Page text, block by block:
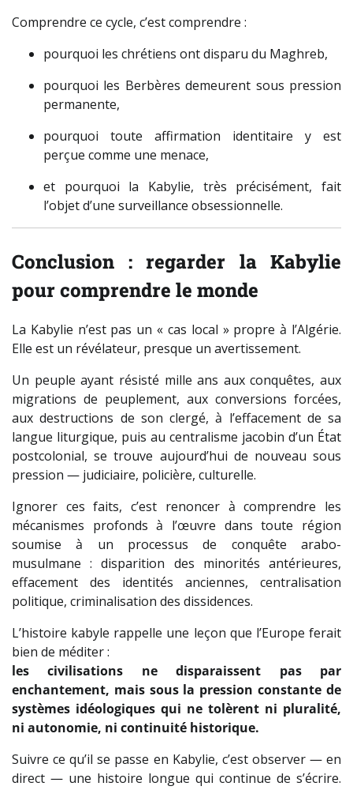
Comprendre ce cycle, c’est comprendre :
pourquoi les chrétiens ont disparu du Maghreb,
pourquoi les Berbères demeurent sous pression
permanente,
pourquoi toute affirmation identitaire y est
perçue comme une menace,
et pourquoi la Kabylie, très précisément, fait
l’objet d’une surveillance obsessionnelle.
Conclusion : regarder la Kabylie
pour comprendre le monde
La Kabylie n’est pas un « cas local » propre à l’Algérie.
Elle est un révélateur, presque un avertissement.
Un peuple ayant résisté mille ans aux conquêtes, aux
migrations de peuplement, aux conversions forcées,
aux destructions de son clergé, à l’effacement de sa
langue liturgique, puis au centralisme jacobin d’un État
postcolonial, se trouve aujourd’hui de nouveau sous
pression — judiciaire, policière, culturelle.
Ignorer ces faits, c’est renoncer à comprendre les
mécanismes profonds à l’œuvre dans toute région
soumise à un processus de conquête arabo-
musulmane : disparition des minorités antérieures,
effacement des identités anciennes, centralisation
politique, criminalisation des dissidences.
L’histoire kabyle rappelle une leçon que l’Europe ferait
bien de méditer :
les civilisations ne disparaissent pas par
enchantement, mais sous la pression constante de
systèmes idéologiques qui ne tolèrent ni pluralité,
ni autonomie, ni continuité historique.
Suivre ce qu’il se passe en Kabylie, c’est observer — en
direct — une histoire longue qui continue de s’écrire.